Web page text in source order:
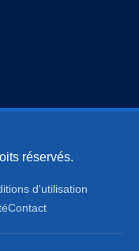
réservés.
d'utilisation
Contact